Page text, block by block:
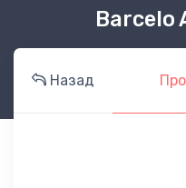
Barcelo
Назад